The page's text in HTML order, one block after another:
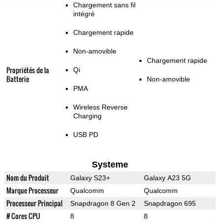
Propriétés de la
Batterie
Chargement sans fil
intégré
Chargement rapide
Non-amovible
Qi
PMA
Wireless Reverse
Charging
USB PD
Chargement rapide
Non-amovible
Systeme
Nom du Produit Galaxy S23+ Galaxy A23 5G
Marque Processeur Qualcomm Qualcomm
Processeur Principal Snapdragon 8 Gen 2 Snapdragon 695
# Cores CPU 8 8